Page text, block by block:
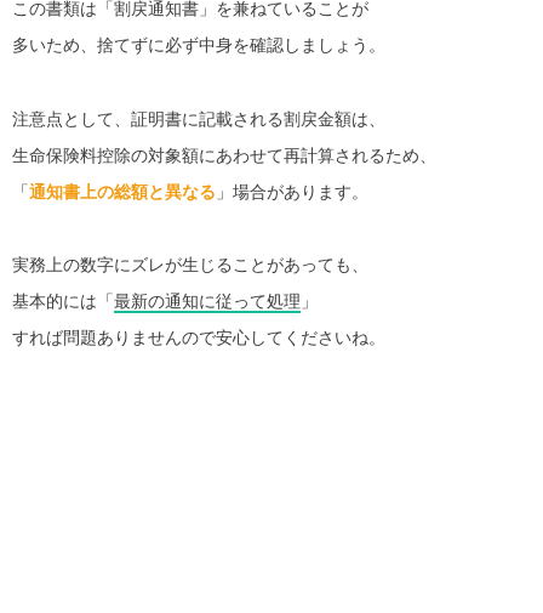
この書類は「割戻通知書」を兼ねていることが
多いため、捨てずに必ず中身を確認しましょう。
注意点として、証明書に記載される割戻金額は、
生命保険料控除の対象額にあわせて再計算されるため、
「通知書上の総額と異なる 」場合があります。
実務上の数字にズレが生じることがあっても、
基本的には「最新の通知に従って処理 」
すれば問題ありませんので安心してくださいね。